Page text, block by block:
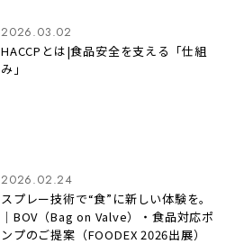
2026.03.02
HACCPとは|食品安全を支える「仕組
み」
2026.02.24
スプレー技術で“食”に新しい体験を。
｜BOV（Bag on Valve）・食品対応ポ
ンプのご提案（FOODEX 2026出展）